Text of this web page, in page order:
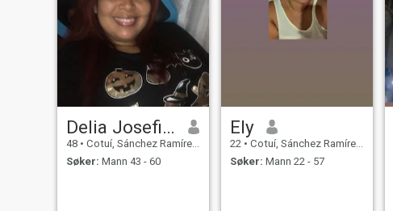
Delia Josefina
48 • Cotuí, Sánchez Ramírez, Den Dominikanske Rep.
Søker: Mann 43 - 60
Ely
22 • Cotuí, Sánchez Ramírez, Den Dominikanske Rep.
Søker: Mann 22 - 57